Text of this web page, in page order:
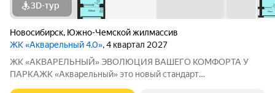
3D-тур
Новосибирск, Южно-Чемской жилмассив
ЖК «Акварельный 4.0», 4 квартал 2027
ЖК «АКВАРЕЛЬНЫЙ» ЭВОЛЮЦИЯ ВАШЕГО КОМФОРТА У
ПАРКАЖК «Акварельный» это новый стандарт